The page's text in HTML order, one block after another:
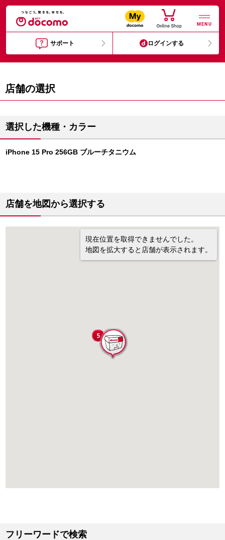
MENU
サポート ログインする
店舗の選択
選択した機種・カラー
iPhone 15 Pro 256GB ブルーチタニウム
店舗を地図から選択する
現在位置を取得できませんでした。
地図を拡大すると店舗が表示されます。
フリーワードで検索